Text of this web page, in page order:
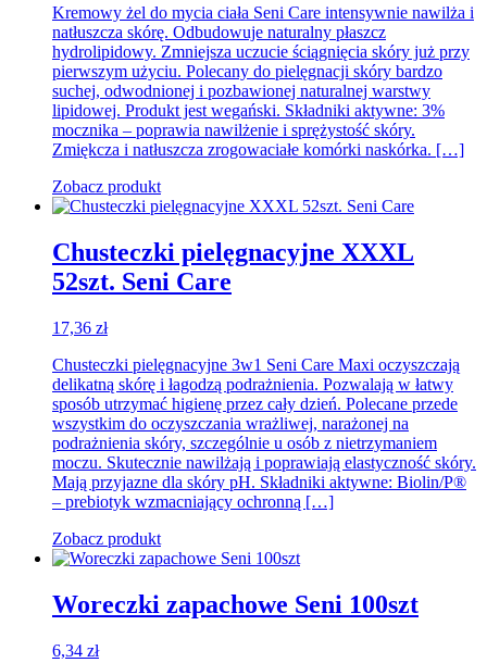
Kremowy żel do mycia ciała Seni Care intensywnie nawilża i
natłuszcza skórę. Odbudowuje naturalny płaszcz
hydrolipidowy. Zmniejsza uczucie ściągnięcia skóry już przy
pierwszym użyciu. Polecany do pielęgnacji skóry bardzo
suchej, odwodnionej i pozbawionej naturalnej warstwy
lipidowej. Produkt jest wegański. Składniki aktywne: 3%
mocznika – poprawia nawilżenie i sprężystość skóry.
Zmiękcza i natłuszcza zrogowaciałe komórki naskórka. […]
Zobacz produkt
Chusteczki pielęgnacyjne XXXL
52szt. Seni Care
17,36 zł
Chusteczki pielęgnacyjne 3w1 Seni Care Maxi oczyszczają
delikatną skórę i łagodzą podrażnienia. Pozwalają w łatwy
sposób utrzymać higienę przez cały dzień. Polecane przede
wszystkim do oczyszczania wrażliwej, narażonej na
podrażnienia skóry, szczególnie u osób z nietrzymaniem
moczu. Skutecznie nawilżają i poprawiają elastyczność skóry.
Mają przyjazne dla skóry pH. Składniki aktywne: Biolin/P®
– prebiotyk wzmacniający ochronną […]
Zobacz produkt
Woreczki zapachowe Seni 100szt
6,34 zł